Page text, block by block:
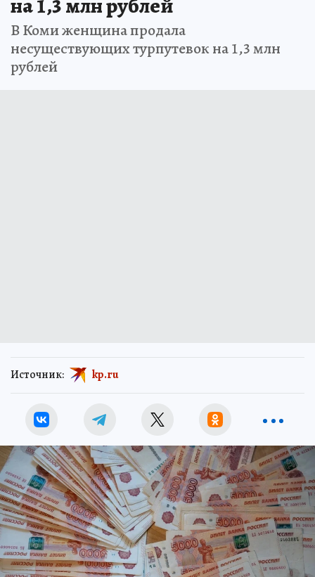
В Коми женщина продала
несуществующих турпутевок на 1,3 млн
рублей
Источник: kp.ru